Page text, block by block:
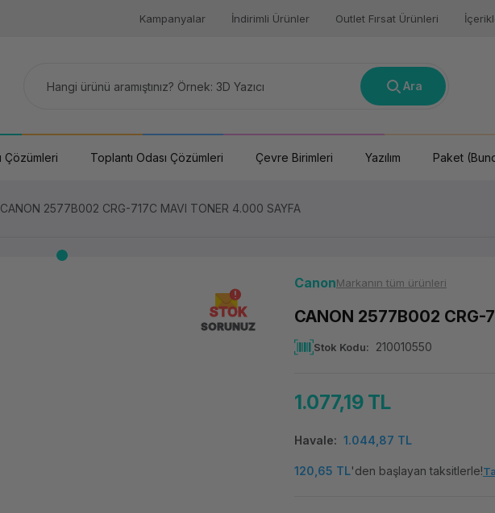
Kampanyalar İndirimli Ürünler Outlet Fırsat Ürünleri
Ara
Çözümleri Toplantı Odası Çözümleri Çevre Birimleri Yazılım Paket
CANON 2577B002 CRG-717C MAVI TONER 4.000 SAYFA
STOK
SORUNUZ
CanonMarkanın tüm ürünleri
CANON 2577B002 CRG-
Stok Kodu 210010550
1.077,19 TL
Havale 1.044,87 TL
120,65 TL'den başlayan taksitlerle!